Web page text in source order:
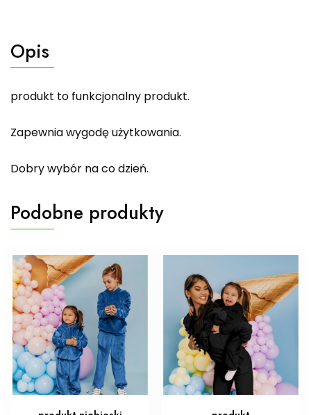
Opis
produkt to funkcjonalny produkt.
Zapewnia wygodę użytkowania.
Dobry wybór na co dzień.
Podobne produkty